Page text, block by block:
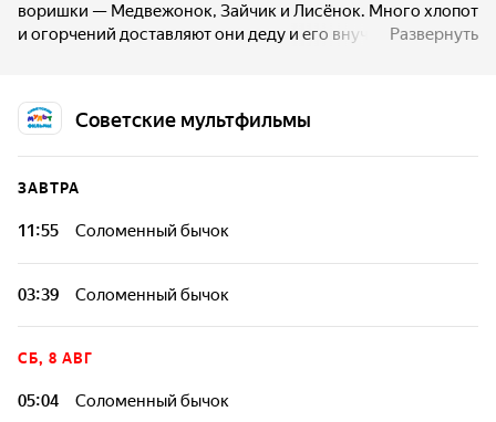
воришки — Медвежонок, Зайчик и Лисёнок. Много хлопот
и огорчений доставляют они деду и его внучке. Чтобы
Развернуть
Советские мультфильмы
ЗАВТРА
11:55 Соломенный бычок
03:39 Соломенный бычок
СБ, 8 АВГ
05:04 Соломенный бычок